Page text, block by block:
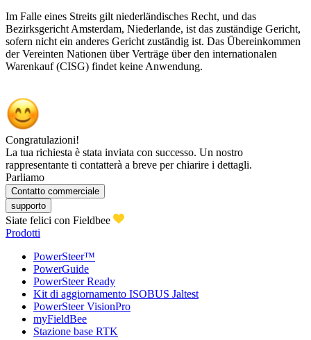
Im Falle eines Streits gilt niederländisches Recht, und das
Bezirksgericht Amsterdam, Niederlande, ist das zuständige Gericht,
sofern nicht ein anderes Gericht zuständig ist. Das Übereinkommen
der Vereinten Nationen über Verträge über den internationalen
Warenkauf (CISG) findet keine Anwendung.
Congratulazioni!
La tua richiesta è stata inviata con successo. Un nostro
rappresentante ti contatterà a breve per chiarire i dettagli.
Parliamo
Contatto commerciale
supporto
Siate felici con Fieldbee
Prodotti
PowerSteer™
PowerGuide
PowerSteer Ready
Kit di aggiornamento ISOBUS Jaltest
PowerSteer VisionPro
myFieldBee
Stazione base RTK